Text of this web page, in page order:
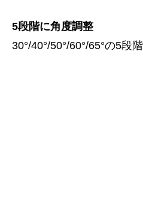
5段階に角度調整
30°/40°/50°/60°/65°の5段